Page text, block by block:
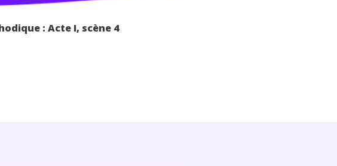
: Acte I, scène 4